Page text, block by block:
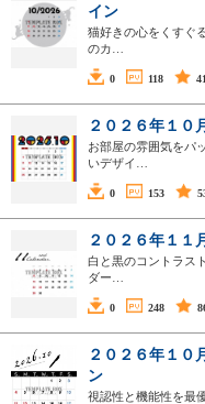
イン
猫好きの心をくすぐ
のカ…
0 118
２０２６年１０
お部屋の雰囲気をパ
いデザイ…
0 153
２０２６年１１
白と黒のコントラス
ダー…
0 248
２０２６年１０
ン
視認性と機能性を最